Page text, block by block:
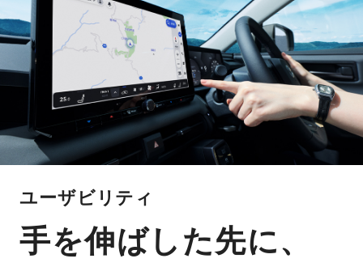
ユーザビリティ
手を伸ばした先に、